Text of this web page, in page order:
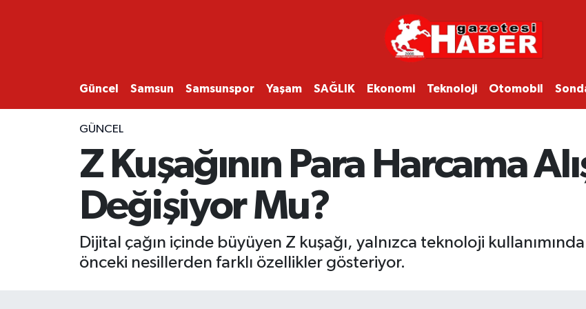
Güncel Samsun Samsunspor Yaşam SAĞLIK Ekonomi Teknoloji Otomobil
GÜNCEL
Z Kuşağının Para Harcama
Değişiyor Mu?
Dijital çağın içinde büyüyen Z kuşağı, yalnızca teknoloji
önceki nesillerden farklı özellikler gösteriyor.
SAMSUN
SAMSUNSPOR
EKONOMİ